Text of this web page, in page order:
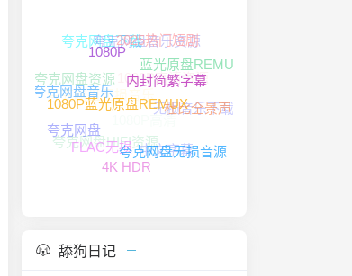
夸克网盘无损音乐
夸克网盘资源
夸克网盘下载
夸克网盘音乐资源
1080P高清资源
1080P高清
夸克网盘HIFI资源
夸克网盘
夸克网盘音乐
2025热门短剧
蓝光原盘REMUX
无损音乐下载
中文字幕
4K HDR
FLAC无损
1080P蓝光原盘REMUX
内封简繁字幕
杜比全景声
夸克网盘无损音源
舔狗日记